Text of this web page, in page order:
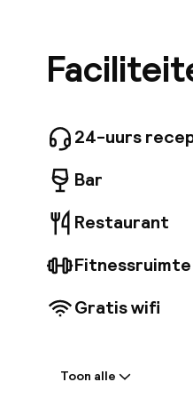
Rocha-
24-uurs
Bar
Restaurant
Gratis wifi
Toon alle